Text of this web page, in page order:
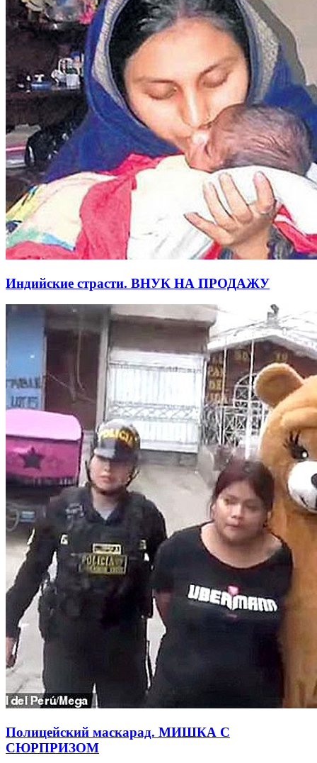
Индийские страсти. ВНУК НА ПРОДАЖУ
Полицейский маскарад. МИШКА С
СЮРПРИЗОМ